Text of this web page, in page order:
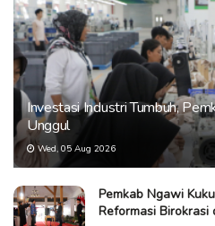
Investasi Industri Tumbuh,
Unggul
Wed, 05 Aug 2026
Pemkab Ngawi
Reformasi Birokrasi